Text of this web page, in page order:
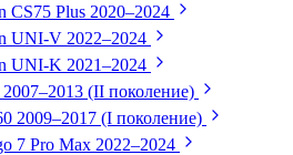
CS75 Plus 2020–2024
UNI-V 2022–2024
UNI-K 2021–2024
2007–2013 (II поколение)
2009–2017 (I поколение)
7 Pro Max 2022–2024